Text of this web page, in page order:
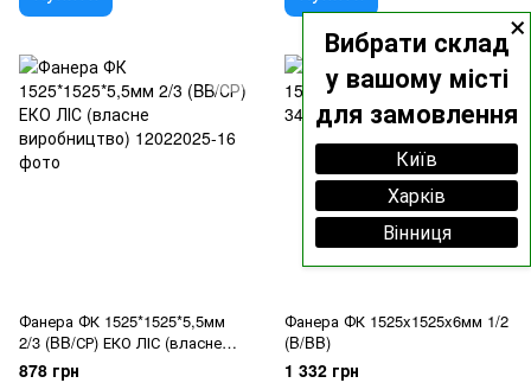
×
Вибрати склад
у вашому місті
для замовлення
Київ
Харків
Вінниця
Фанера ФК 1525*1525*5,5мм
2/3 (BB/СР) ЕКО ЛІС (власне
виробництво)
878 грн
Фанера ФК 1525x1525x6мм 1/2
(B/BB)
1 332 грн